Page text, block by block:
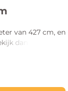
van 427 cm, en
dan hier ons
De